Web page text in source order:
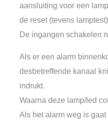
aansluiting voor een
de reset (tevens
De ingangen schakelen
Als er een alarm
desbetreffende kanaal
indrukt.
Waarna deze lamp/led
Als het alarm weg is